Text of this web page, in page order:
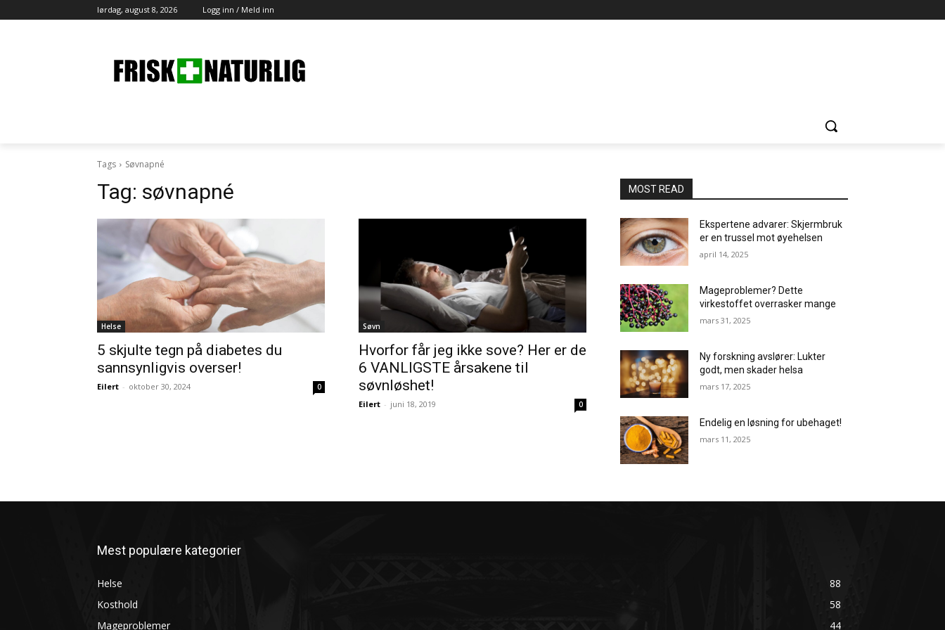
lørdag, august 8, 2026 Logg inn / Meld inn
Tags Søvnapné
Tag: søvnapné
Helse
5 skjulte tegn på diabetes du
sannsynligvis overser!
Eilert - oktober 30, 2024 0
Søvn
Hvorfor får jeg ikke sove? Her er de
6 VANLIGSTE årsakene til
søvnløshet!
Eilert - juni 18, 2019 0
MOST READ
Ekspertene advarer: Skjermbruk
er en trussel mot øyehelsen
april 14, 2025
Mageproblemer? Dette
virkestoffet overrasker mange
mars 31, 2025
Ny forskning avslører: Lukter
godt, men skader helsa
mars 17, 2025
Endelig en løsning for ubehaget!
mars 11, 2025
Mest populære kategorier
Helse
88
Kosthold
58
Mageproblemer
44